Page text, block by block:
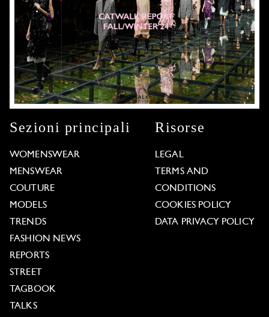
Sezioni principali
WOMENSWEAR
MENSWEAR
COUTURE
MODELS
TRENDS
FASHION NEWS
REPORTS
STREET
TAGBOOK
TALKS
Risorse
LEGAL
TERMS AND
CONDITIONS
COOKIES POLICY
DATA PRIVACY POLICY